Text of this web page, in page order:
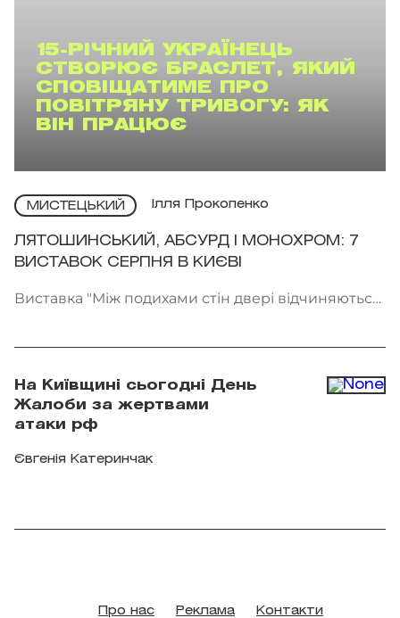
15-РІЧНИЙ УКРАЇНЕЦЬ
СТВОРЮЄ БРАСЛЕТ, ЯКИЙ
СПОВІЩАТИМЕ ПРО
ПОВІТРЯНУ ТРИВОГУ: ЯК
ВІН ПРАЦЮЄ
МИСТЕЦЬКИЙ Ілля Прокопенко
ЛЯТОШИНСЬКИЙ, АБСУРД І МОНОХРОМ: 7
ВИСТАВОК СЕРПНЯ В КИЄВІ
Виставка "Між подихами стін двері відчиняються
На Київщині сьогодні День
Жалоби за жертвами
атаки рф
Євгенія Катеринчак
Про нас Реклама Контакти